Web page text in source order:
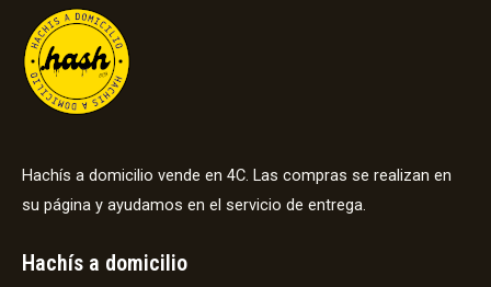
Hachís a domicilio vende en 4C. Las compras se realizan en
su página y ayudamos en el servicio de entrega.
Hachís a domicilio